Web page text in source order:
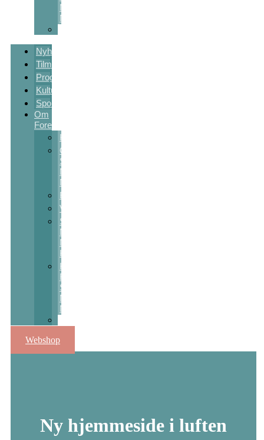
Michaels
Nat
Nyheder
Tilmelding
Program
Kulturpakker
Sponsorer
Om
Foreningen
Kontakt
Om
Sct
Michaels
Nat
Bestyrelsen
Vedtægter
Sct
Michaels
Nats
Kulturpris
Kulturstøtte
Fra
Sct
Michaels
Nat
Webshop
Ny hjemmeside i luften